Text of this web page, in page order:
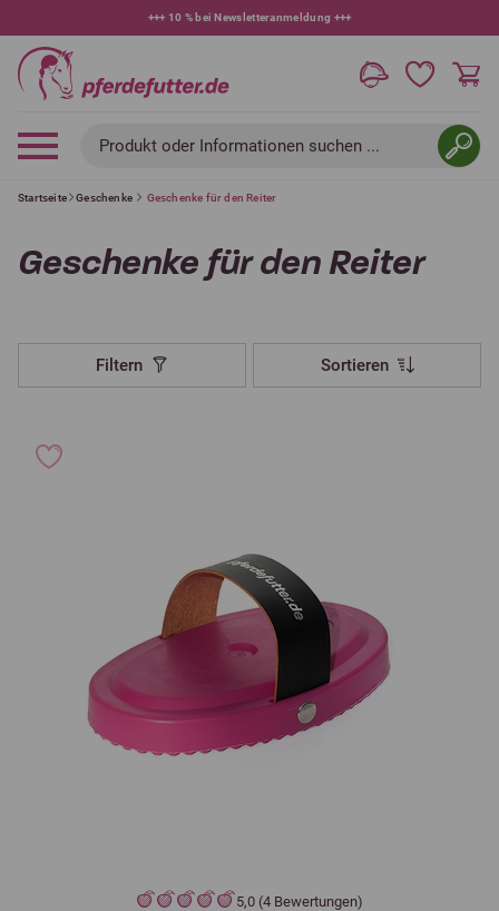
+++ 10 % bei Newsletteranmeldung +++
Produkt oder Informationen suchen ...
Startseite Geschenke Geschenke für den Reiter
Geschenke für den Reiter
Filtern Sortieren
5,0 (4 Bewertungen)